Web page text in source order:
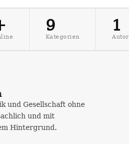
9
Kategorien
1
Autor
und Gesellschaft ohne
und mit
Hintergrund.